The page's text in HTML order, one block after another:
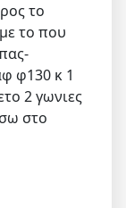
το
το που
φ130 κ 1
2 γωνιες
στο